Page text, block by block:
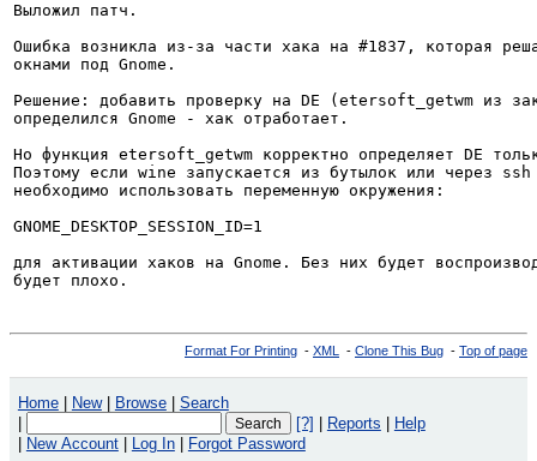
Выложил патч.
Ошибка возникла из-за части хака на #1837, которая
окнами под Gnome.
Решение: добавить проверку на DE (etersoft_getwm из
определился Gnome - хак отработает.
Но функция etersoft_getwm корректно определяет DE
Поэтому если wine запускается из бутылок или через
необходимо использовать переменную окружения:
GNOME_DESKTOP_SESSION_ID=1
для активации хаков на Gnome. Без них будет
будет плохо.
Format For Printing - XML - Clone This Bug - Top of page
Home New Browse
Search
[?] Reports
Help
New Account Log In Forgot Password